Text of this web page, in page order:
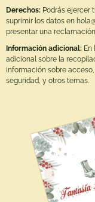
Derechos: Podrás ejercer
suprimir los datos en
presentar una
Información adicional: En
adicional sobre la
información sobre
seguridad, y otros temas.